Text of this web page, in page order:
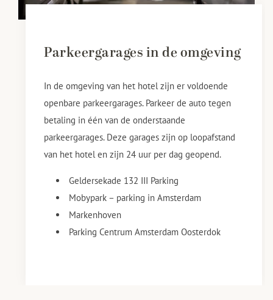
Parkeergarages in de omgeving
In de omgeving van het hotel zijn er voldoende
openbare parkeergarages. Parkeer de auto tegen
betaling in één van de onderstaande
parkeergarages. Deze garages zijn op loopafstand
van het hotel en zijn 24 uur per dag geopend.
Geldersekade 132 III Parking
Mobypark – parking in Amsterdam
Markenhoven
Parking Centrum Amsterdam Oosterdok